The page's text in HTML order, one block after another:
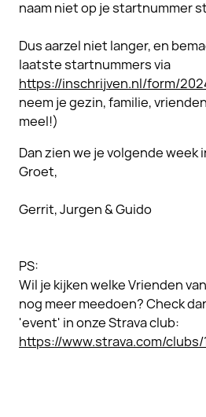
naam niet op je startnummer
Dus aarzel niet langer, en
laatste startnummers via
https://inschrijven.nl/form/
neem je gezin, familie,
meel!)
Dan zien we je volgende week
Groet,
Gerrit, Jurgen & Guido
PS:
Wil je kijken welke Vrienden
nog meer meedoen? Check
'event' in onze Strava club:
https://www.strava.com/clubs/